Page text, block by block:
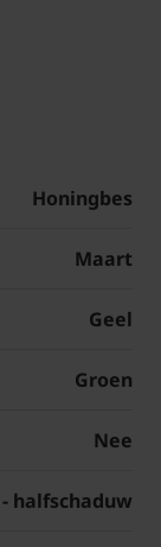
Honingbes
Maart
Geel
Groen
Nee
halfschaduw